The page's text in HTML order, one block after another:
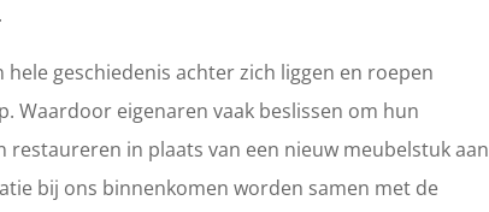
geschiedenis achter zich liggen en roepen
Waardoor eigenaren vaak beslissen om hun
in plaats van een nieuw meubelstuk aan
bij ons binnenkomen worden samen met de